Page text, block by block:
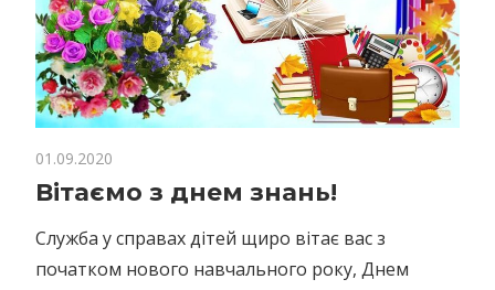
01.09.2020
Вітаємо з днем знань!
Служба у справах дітей щиро вітає вас з
початком нового навчального року, Днем